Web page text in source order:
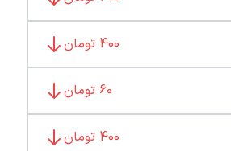
400 تومان
60 تومان
400 تومان